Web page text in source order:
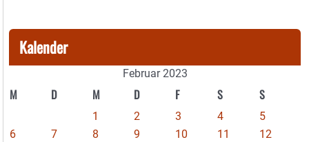
Kalender
Februar 2023
M D M D F S S
1 2 3 4
5
6
7 8 9 10 11
12